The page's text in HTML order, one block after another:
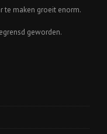
te maken groeit enorm.
geworden.